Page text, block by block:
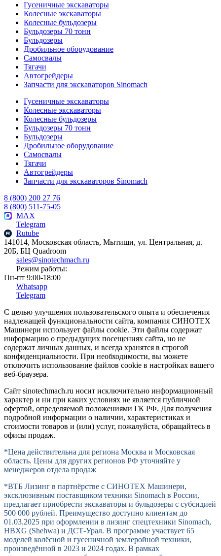
Гусеничные экскаваторы
Колесные экскаваторы
Колесные бульдозеры
Бульдозеры 70 тонн
Бульдозеры
Дробильное оборудование
Самосвалы
Тягачи
Автогрейдеры
Запчасти для экскаваторов Sinomach
Гусеничные экскаваторы
Колесные экскаваторы
Колесные бульдозеры
Бульдозеры 70 тонн
Бульдозеры
Дробильное оборудование
Самосвалы
Тягачи
Автогрейдеры
Запчасти для экскаваторов Sinomach
8 (800) 200 27 76
8 (800) 511-75-05
MAX
Telegram
Rutube
141014, Московская область, Мытищи, ул. Центральная, д.
20Б, БЦ Quadroom
sales@sinotechmach.ru
Режим работы:
Пн-пт 9:00-18:00
Whatsapp
Telegram
С целью улучшения пользовательского опыта и обеспечения
надлежащей функциональности сайта, компания СИНОТЕХ
Машинери использует файлы cookie. Эти файлы содержат
информацию о предыдущих посещениях сайта, но не
содержат личных данных, и всегда хранятся в строгой
конфиденциальности. При необходимости, вы можете
отключить использование файлов cookie в настройках вашего
веб-браузера.
Сайт sinotechmach.ru носит исключительно информационный
характер и ни при каких условиях не является публичной
офертой, определяемой положениями ГК РФ. Для получения
подробной информации о наличии, характеристиках и
стоимости товаров и (или) услуг, пожалуйста, обращайтесь в
офисы продаж.
*Цена действительна для региона Москва и Московская
область. Цены для других регионов РФ уточняйте у
менеджеров отдела продаж
*ВТБ Лизинг в партнёрстве с СИНОТЕХ Машинери,
эксклюзивным поставщиком техники Sinomach в России,
предлагает приобрести экскаваторы и бульдозеры с субсидией
500 000 рублей. Преимущество доступно клиентам до
01.03.2025 при оформлении в лизинг спецтехники Sinomach,
HBXG (Shehwa) и ДСТ-Урал. В программе участвует 65
моделей колёсной и гусеничной землеройной техники,
произведённой в 2023 и 2024 годах. В рамках